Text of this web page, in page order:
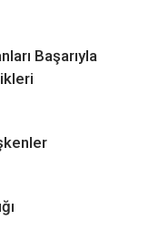
Başarıyla